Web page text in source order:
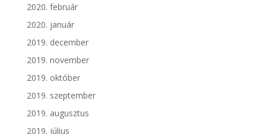
2020. február
2020. január
2019. december
2019. november
2019. október
2019. szeptember
2019. augusztus
2019. július